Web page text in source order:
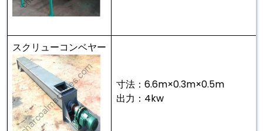
スクリューコンベヤー
寸法：6.6m×0.3m×0.5m
出力：4kw